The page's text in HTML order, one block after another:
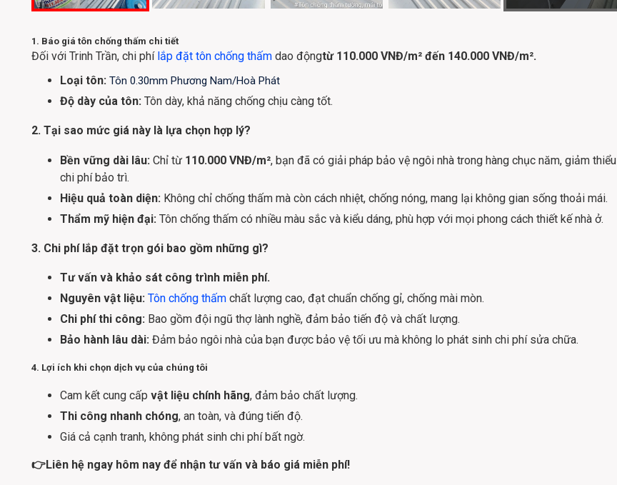
1. Báo giá tôn chống thấm chi tiết
Đối với Trinh Trần, chi phí lắp đặt tôn chống thấm dao độngtừ 110.000 VNĐ/m² đến 140.000 VNĐ/m².
Loại tôn: Tôn 0.30mm Phương Nam/Hoà Phát
Độ dày của tôn: Tôn dày, khả năng chống chịu càng tốt.
2. Tại sao mức giá này là lựa chọn hợp lý?
Bền vững dài lâu: Chỉ từ 110.000 VNĐ/m², bạn đã có giải pháp bảo vệ ngôi nhà trong hàng chục năm, giảm thiểu
chi phí bảo trì.
Hiệu quả toàn diện: Không chỉ chống thấm mà còn cách nhiệt, chống nóng, mang lại không gian sống thoải mái.
Thẩm mỹ hiện đại: Tôn chống thấm có nhiều màu sắc và kiểu dáng, phù hợp với mọi phong cách thiết kế nhà ở.
3. Chi phí lắp đặt trọn gói bao gồm những gì?
Tư vấn và khảo sát công trình miễn phí.
Nguyên vật liệu: Tôn chống thấm chất lượng cao, đạt chuẩn chống gỉ, chống mài mòn.
Chi phí thi công: Bao gồm đội ngũ thợ lành nghề, đảm bảo tiến độ và chất lượng.
Bảo hành lâu dài: Đảm bảo ngôi nhà của bạn được bảo vệ tối ưu mà không lo phát sinh chi phí sửa chữa.
4. Lợi ích khi chọn dịch vụ của chúng tôi
Cam kết cung cấp vật liệu chính hãng, đảm bảo chất lượng.
Thi công nhanh chóng, an toàn, và đúng tiến độ.
Giá cả cạnh tranh, không phát sinh chi phí bất ngờ.
👉Liên hệ ngay hôm nay để nhận tư vấn và báo giá miễn phí!